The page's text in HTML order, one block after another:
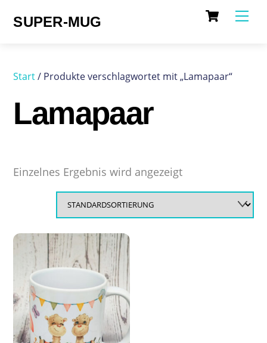
Cart
SUPER-MUG
Start/ Produkte verschlagwortet mit „Lamapaar“
Lamapaar
Einzelnes Ergebnis wird angezeigt